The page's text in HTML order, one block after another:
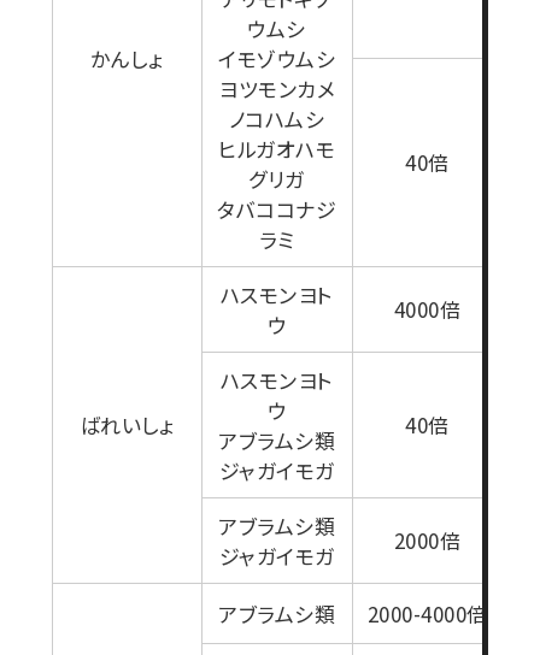
かんしょ
ウムシ
イモゾウムシ
ヨツモンカメ
ノコハムシ
ヒルガオハモ
グリガ
タバココナジ
ラミ
40倍
ばれいしょ
ハスモンヨト
ウ
4000倍
ハスモンヨト
ウ
アブラムシ類
ジャガイモガ
40倍
アブラムシ類
ジャガイモガ
2000倍
アブラムシ類
2000-4000倍